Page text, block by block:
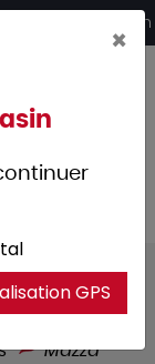
2h en magasin
Mazza
×
GPS